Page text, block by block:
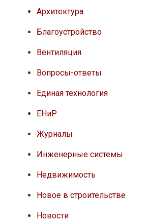
Архитектура
Благоустройство
Вентиляция
Вопросы-ответы
Единая технология
ЕНиР
Журналы
Инженерные системы
Недвижимость
Новое в строительстве
Новости